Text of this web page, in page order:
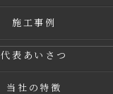
施工事例
代表あいさつ
当社の特徴